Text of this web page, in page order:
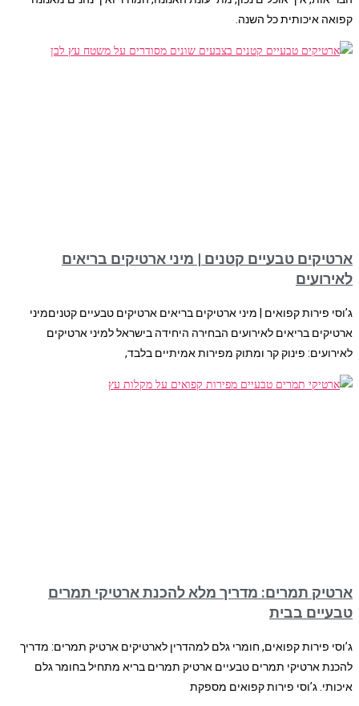
קפואה איכותית כל השנה.
ארטיקים טבעיים קטנים | מיני ארטיקים בריאים
לאירועים
ג’וסי פירות קפואים | מיני ארטיקים בריאים ארטיקים טבעיים קטניםמיני
ארטיקים בריאים לאירועים הבחירה היחידה בישראל למיני ארטיקים
לאירועים: פינוק קר ומתוק מפירות אמיתיים בלבד,
ארטיק תמרים: מדריך מלא להכנת ארטיקי תמרים
טבעיים בבית
ג’וסי פירות קפואים, חומרי גלם למהדרין לארטיקים ארטיק תמרים: מדריך
להכנת ארטיקי תמרים טבעיים ארטיק תמרים בריא מתחיל בחומר גלם
איכותי. ג’וסי פירות קפואים מספקת